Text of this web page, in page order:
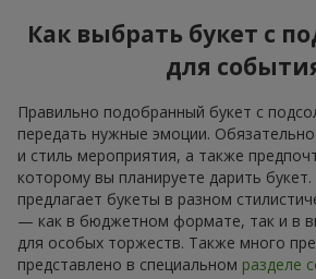
Как выбрать букет с
для
Правильно подобранный букет с
передать нужные эмоции.
и стиль мероприятия, а также
которому вы планируете дарить букет.
предлагает букеты в разном
— как в бюджетном формате, так и в
для особых торжеств. Также много
представлено в специальном разделе